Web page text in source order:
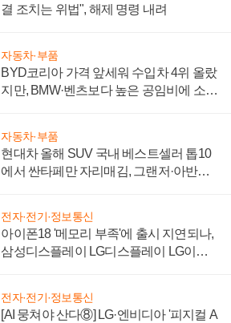
결 조치는 위법", 해제 명령 내려
자동차·부품
BYD코리아 가격 앞세워 수입차 4위 올랐
지만, BMW·벤츠보다 높은 공임비에 소비
자동차·부품
현대차 올해 SUV 국내 베스트셀러 톱10
에서 싼타페만 자리매김, 그랜저·아반떼
전자·전기·정보통신
아이폰18 '메모리 부족'에 출시 지연되나,
삼성디스플레이 LG디스플레이 LG이노
전자·전기·정보통신
[AI 뭉쳐야 산다⑧] LG·엔비디아 '피지컬 A